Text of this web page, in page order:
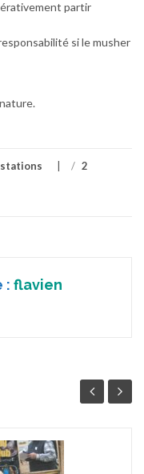
partir
si le musher
/ 2
: flavien